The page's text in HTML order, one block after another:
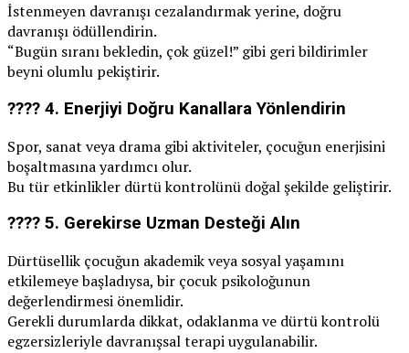
İstenmeyen davranışı cezalandırmak yerine, doğru
davranışı ödüllendirin.
“Bugün sıranı bekledin, çok güzel!” gibi geri bildirimler
beyni olumlu pekiştirir.
???? 4. Enerjiyi Doğru Kanallara Yönlendirin
Spor, sanat veya drama gibi aktiviteler, çocuğun enerjisini
boşaltmasına yardımcı olur.
Bu tür etkinlikler dürtü kontrolünü doğal şekilde geliştirir.
???? 5. Gerekirse Uzman Desteği Alın
Dürtüsellik çocuğun akademik veya sosyal yaşamını
etkilemeye başladıysa, bir çocuk psikoloğunun
değerlendirmesi önemlidir.
Gerekli durumlarda dikkat, odaklanma ve dürtü kontrolü
egzersizleriyle davranışsal terapi uygulanabilir.